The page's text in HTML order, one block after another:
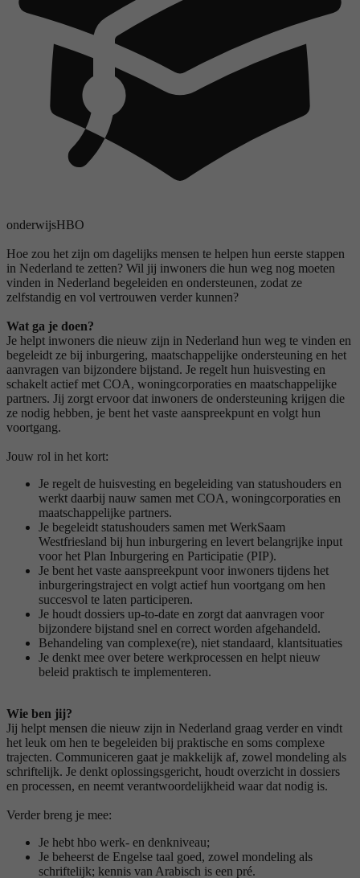
onderwijsHBO
Hoe zou het zijn om dagelijks mensen te helpen hun eerste stappen
in Nederland te zetten? Wil jij inwoners die hun weg nog moeten
vinden in Nederland begeleiden en ondersteunen, zodat ze
zelfstandig en vol vertrouwen verder kunnen?
Wat ga je doen?
Je helpt inwoners die nieuw zijn in Nederland hun weg te vinden en
begeleidt ze bij inburgering, maatschappelijke ondersteuning en het
aanvragen van bijzondere bijstand. Je regelt hun huisvesting en
schakelt actief met COA, woningcorporaties en maatschappelijke
partners. Jij zorgt ervoor dat inwoners de ondersteuning krijgen die
ze nodig hebben, je bent het vaste aanspreekpunt en volgt hun
voortgang.
Jouw rol in het kort:
Je regelt de huisvesting en begeleiding van statushouders en
werkt daarbij nauw samen met COA, woningcorporaties en
maatschappelijke partners.
Je begeleidt statushouders samen met WerkSaam
Westfriesland bij hun inburgering en levert belangrijke input
voor het Plan Inburgering en Participatie (PIP).
Je bent het vaste aanspreekpunt voor inwoners tijdens het
inburgeringstraject en volgt actief hun voortgang om hen
succesvol te laten participeren.
Je houdt dossiers up-to-date en zorgt dat aanvragen voor
bijzondere bijstand snel en correct worden afgehandeld.
Behandeling van complexe(re), niet standaard, klantsituaties
Je denkt mee over betere werkprocessen en helpt nieuw
beleid praktisch te implementeren.
Wie ben jij?
Jij helpt mensen die nieuw zijn in Nederland graag verder en vindt
het leuk om hen te begeleiden bij praktische en soms complexe
trajecten. Communiceren gaat je makkelijk af, zowel mondeling als
schriftelijk. Je denkt oplossingsgericht, houdt overzicht in dossiers
en processen, en neemt verantwoordelijkheid waar dat nodig is.
Verder breng je mee:
Je hebt hbo werk- en denkniveau;
Je beheerst de Engelse taal goed, zowel mondeling als
schriftelijk; kennis van Arabisch is een pré.